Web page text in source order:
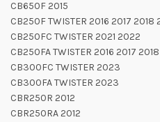
CB650F 2015
CB250F TWISTER 2016 2017 2018
CB250FC TWISTER 2021 2022
CB250FA TWISTER 2016 2017
CB300FC TWISTER 2023
CB300FA TWISTER 2023
CBR250R 2012
CBR250RA 2012